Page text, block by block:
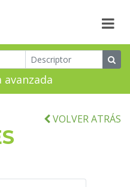
avanzada
VOLVER ATRÁS